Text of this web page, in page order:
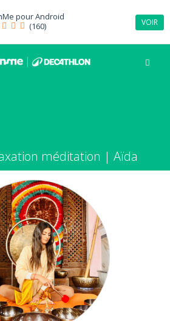
pourAndroid
(160)
VOIR
méditation | Aïda